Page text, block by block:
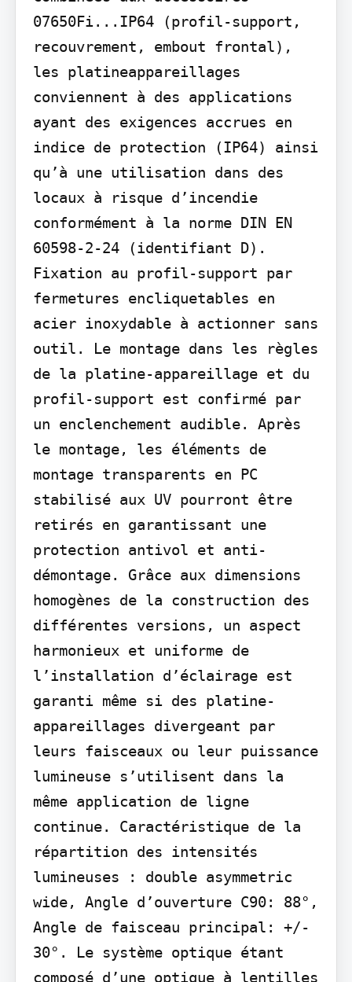
07650Fi...IP64 (profil-support,
recouvrement, embout frontal),
les platineappareillages
conviennent à des applications
ayant des exigences accrues en
indice de protection (IP64) ainsi
qu’à une utilisation dans des
locaux à risque d’incendie
conformément à la norme DIN EN
60598-2-24 (identifiant D).
Fixation au profil-support par
fermetures encliquetables en
acier inoxydable à actionner sans
outil. Le montage dans les règles
de la platine-appareillage et du
profil-support est confirmé par
un enclenchement audible. Après
le montage, les éléments de
montage transparents en PC
stabilisé aux UV pourront être
retirés en garantissant une
protection antivol et anti-
démontage. Grâce aux dimensions
homogènes de la construction des
différentes versions, un aspect
harmonieux et uniforme de
l’installation d’éclairage est
garanti même si des platine-
appareillages divergeant par
leurs faisceaux ou leur puissance
lumineuse s’utilisent dans la
même application de ligne
continue. Caractéristique de la
répartition des intensités
lumineuses : double asymmetric
wide, Angle d’ouverture C90: 88°,
Angle de faisceau principal: +/-
30°. Le système optique étant
composé d’une optique à lentilles